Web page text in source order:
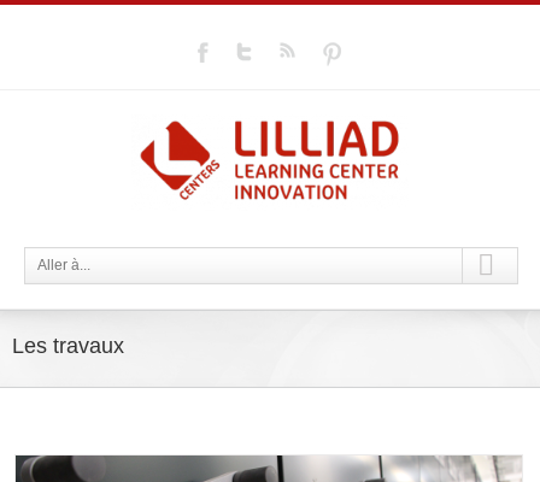
Aller à...
Les travaux